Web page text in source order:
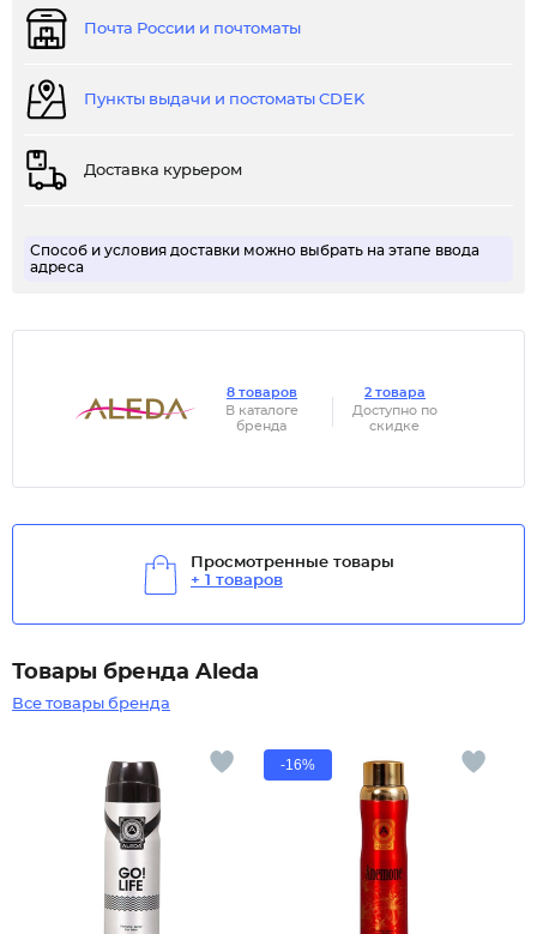
Почта России и почтоматы
Пункты выдачи и постоматы CDEK
Доставка курьером
Способ и условия доставки можно выбрать на этапе ввода
адреса
8 товаров
В каталоге
бренда
2 товара
Доступно по
скидке
Просмотренные товары
+ 1 товаров
Товары бренда Aleda
Все товары бренда
-16%